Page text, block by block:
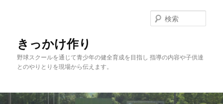
移
きっかけ作り
野球スクールを通じて青少年の健全育成を目指し 指導の内容や子供達
とのやりとりを現場から伝えます。
索